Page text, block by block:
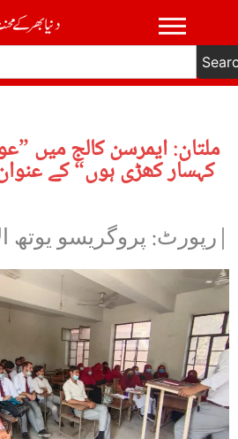
ملتان: ایمرسن کالج میں
کہسار کھڑی ہوں“ کے
|رپورٹ: پروگریسو یوتھ